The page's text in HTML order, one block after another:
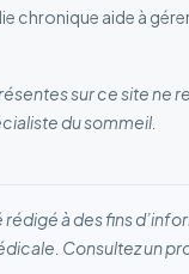
chronique aide à
sur ce site ne
du sommeil.
à des fins
Consultez un